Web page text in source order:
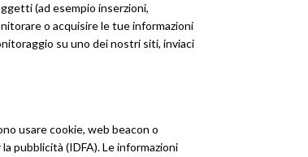
(ad esempio inserzioni,
o acquisire le tue informazioni
su uno dei nostri siti, inviaci
usare cookie, web beacon o
pubblicità (IDFA). Le informazioni